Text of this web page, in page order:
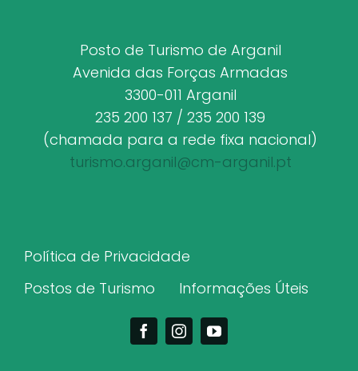
Posto de Turismo de Arganil
Avenida das Forças Armadas
3300-011 Arganil
235 200 137 / 235 200 139
(chamada para a rede fixa nacional)
turismo.arganil@cm-arganil.pt
Política de Privacidade
Postos de Turismo
Informações Úteis